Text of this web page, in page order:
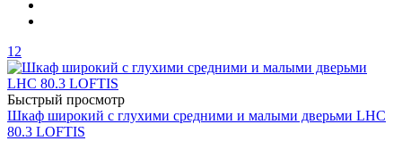
12
Быстрый просмотр
Шкаф широкий с глухими средними и малыми дверьми LHC
80.3 LOFTIS